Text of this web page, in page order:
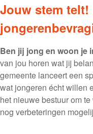
Jouw stem telt!
Ben jij jong en woon je
van jou horen wat jij
gemeente lanceert een
wat jongeren écht willen
het nieuwe bestuur om
nog verbeteringen